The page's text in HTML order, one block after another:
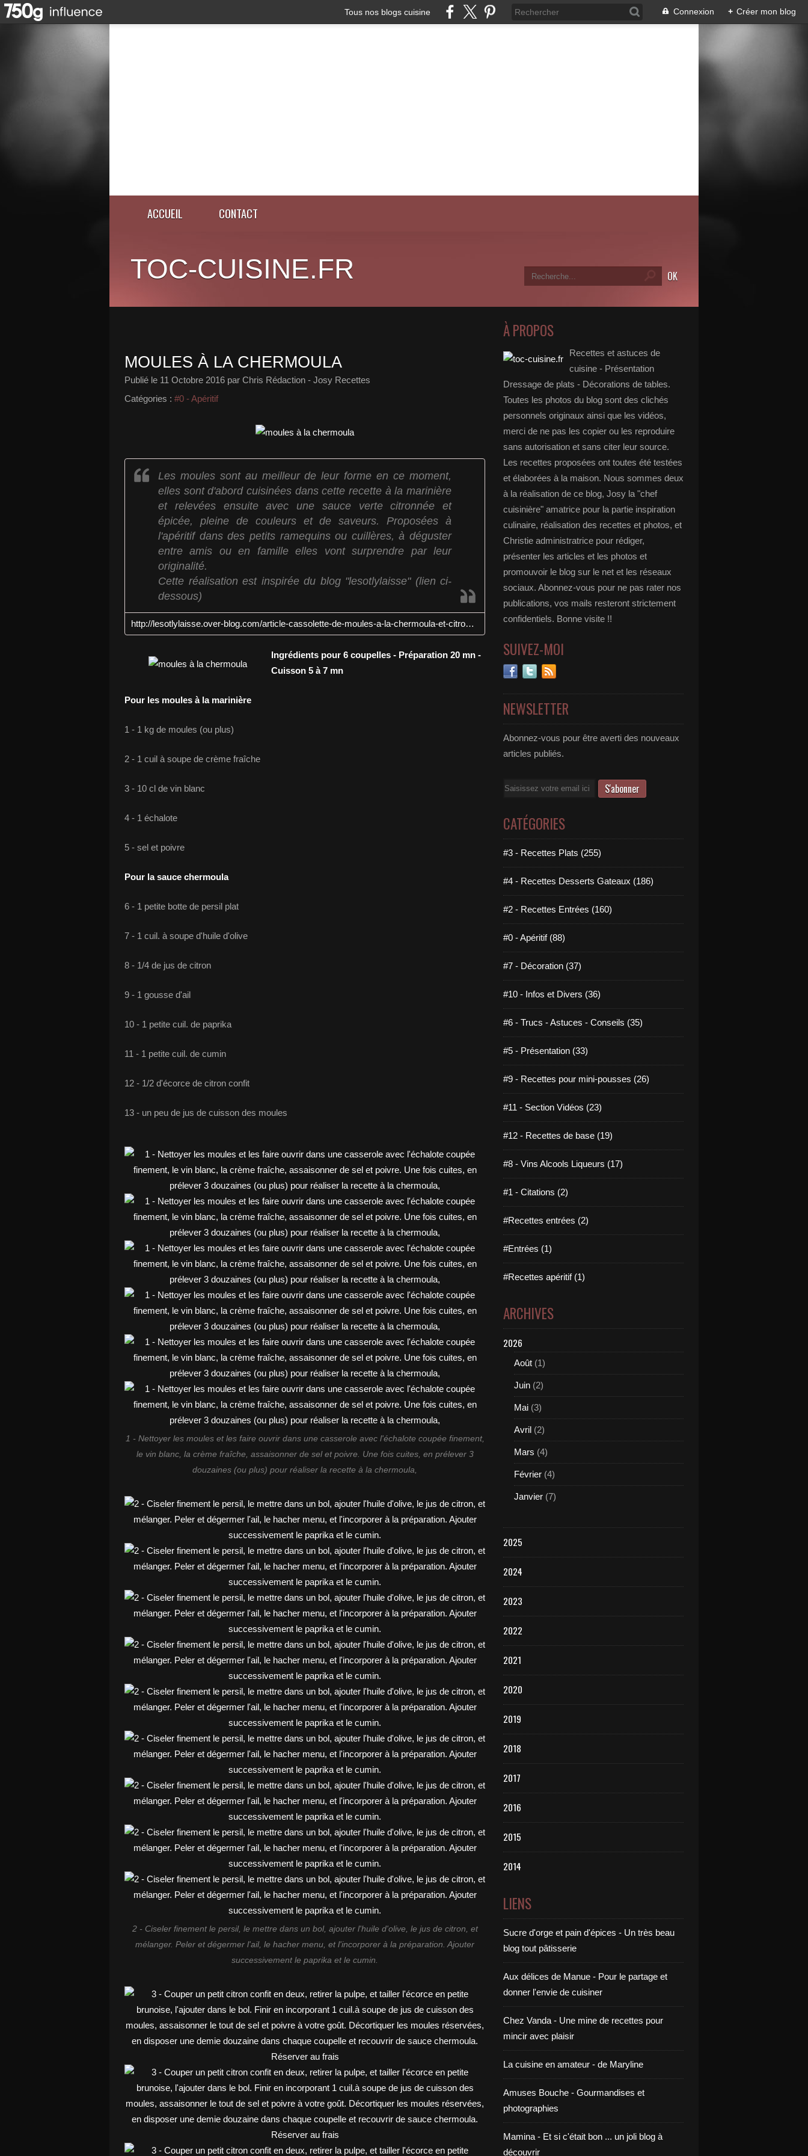
Tous nos blogs cuisine Connexion + Créer mon blog
ACCUEIL CONTACT
TOC-CUISINE.FR
MOULES À LA CHERMOULA
Publié le 11 Octobre 2016 par Chris Rédaction - Josy Recettes
Catégories : #0 - Apéritif
Les moules sont au meilleur de leur forme en ce moment,
elles sont d'abord cuisinées dans cette recette à la marinière
et relevées ensuite avec une sauce verte citronnée et
épicée, pleine de couleurs et de saveurs. Proposées à
l'apéritif dans des petits ramequins ou cuillères, à déguster
entre amis ou en famille elles vont surprendre par leur
originalité.
Cette réalisation est inspirée du blog "lesotlylaisse" (lien ci-
dessous)
http://lesotlylaisse.over-blog.com/article-cassolette-de-moules-a-la-chermoula-et-citron-confit-105964871.html
Ingrédients pour 6 coupelles - Préparation 20 mn -
Cuisson 5 à 7 mn
Pour les moules à la marinière
1 - 1 kg de moules (ou plus)
2 - 1 cuil à soupe de crème fraîche
3 - 10 cl de vin blanc
4 - 1 échalote
5 - sel et poivre
Pour la sauce chermoula
6 - 1 petite botte de persil plat
7 - 1 cuil. à soupe d'huile d'olive
8 - 1/4 de jus de citron
9 - 1 gousse d'ail
10 - 1 petite cuil. de paprika
11 - 1 petite cuil. de cumin
12 - 1/2 d'écorce de citron confit
13 - un peu de jus de cuisson des moules
1 - Nettoyer les moules et les faire ouvrir dans une casserole avec l'échalote coupée finement,
le vin blanc, la crème fraîche, assaisonner de sel et poivre. Une fois cuites, en prélever 3
douzaines (ou plus) pour réaliser la recette à la chermoula,
2 - Ciseler finement le persil, le mettre dans un bol, ajouter l'huile d'olive, le jus de citron, et
mélanger. Peler et dégermer l'ail, le hacher menu, et l'incorporer à la préparation. Ajouter
successivement le paprika et le cumin.
À PROPOS
Recettes et astuces de
cuisine - Présentation
Dressage de plats - Décorations de tables.
Toutes les photos du blog sont des clichés
personnels originaux ainsi que les vidéos,
merci de ne pas les copier ou les reproduire
sans autorisation et sans citer leur source.
Les recettes proposées ont toutes été testées
et élaborées à la maison. Nous sommes deux
à la réalisation de ce blog, Josy la "chef
cuisinière" amatrice pour la partie inspiration
culinaire, réalisation des recettes et photos, et
Christie administratrice pour rédiger,
présenter les articles et les photos et
promouvoir le blog sur le net et les réseaux
sociaux. Abonnez-vous pour ne pas rater nos
publications, vos mails resteront strictement
confidentiels. Bonne visite !!
SUIVEZ-MOI
NEWSLETTER
Abonnez-vous pour être averti des nouveaux
articles publiés.
Email
CATÉGORIES
#3 - Recettes Plats (255)
#4 - Recettes Desserts Gateaux (186)
#2 - Recettes Entrées (160)
#0 - Apéritif (88)
#7 - Décoration (37)
#10 - Infos et Divers (36)
#6 - Trucs - Astuces - Conseils (35)
#5 - Présentation (33)
#9 - Recettes pour mini-pousses (26)
#11 - Section Vidéos (23)
#12 - Recettes de base (19)
#8 - Vins Alcools Liqueurs (17)
#1 - Citations (2)
#Recettes entrées (2)
#Entrées (1)
#Recettes apéritif (1)
ARCHIVES
2026
Août (1)
Juin (2)
Mai (3)
Avril (2)
Mars (4)
Février (4)
Janvier (7)
2025
2024
2023
2022
2021
2020
2019
2018
2017
2016
2015
2014
LIENS
Sucre d'orge et pain d'épices - Un très beau
blog tout pâtisserie
Aux délices de Manue - Pour le partage et
donner l'envie de cuisiner
Chez Vanda - Une mine de recettes pour
mincir avec plaisir
La cuisine en amateur - de Maryline
Amuses Bouche - Gourmandises et
photographies
Mamina - Et si c'était bon ... un joli blog à
découvrir